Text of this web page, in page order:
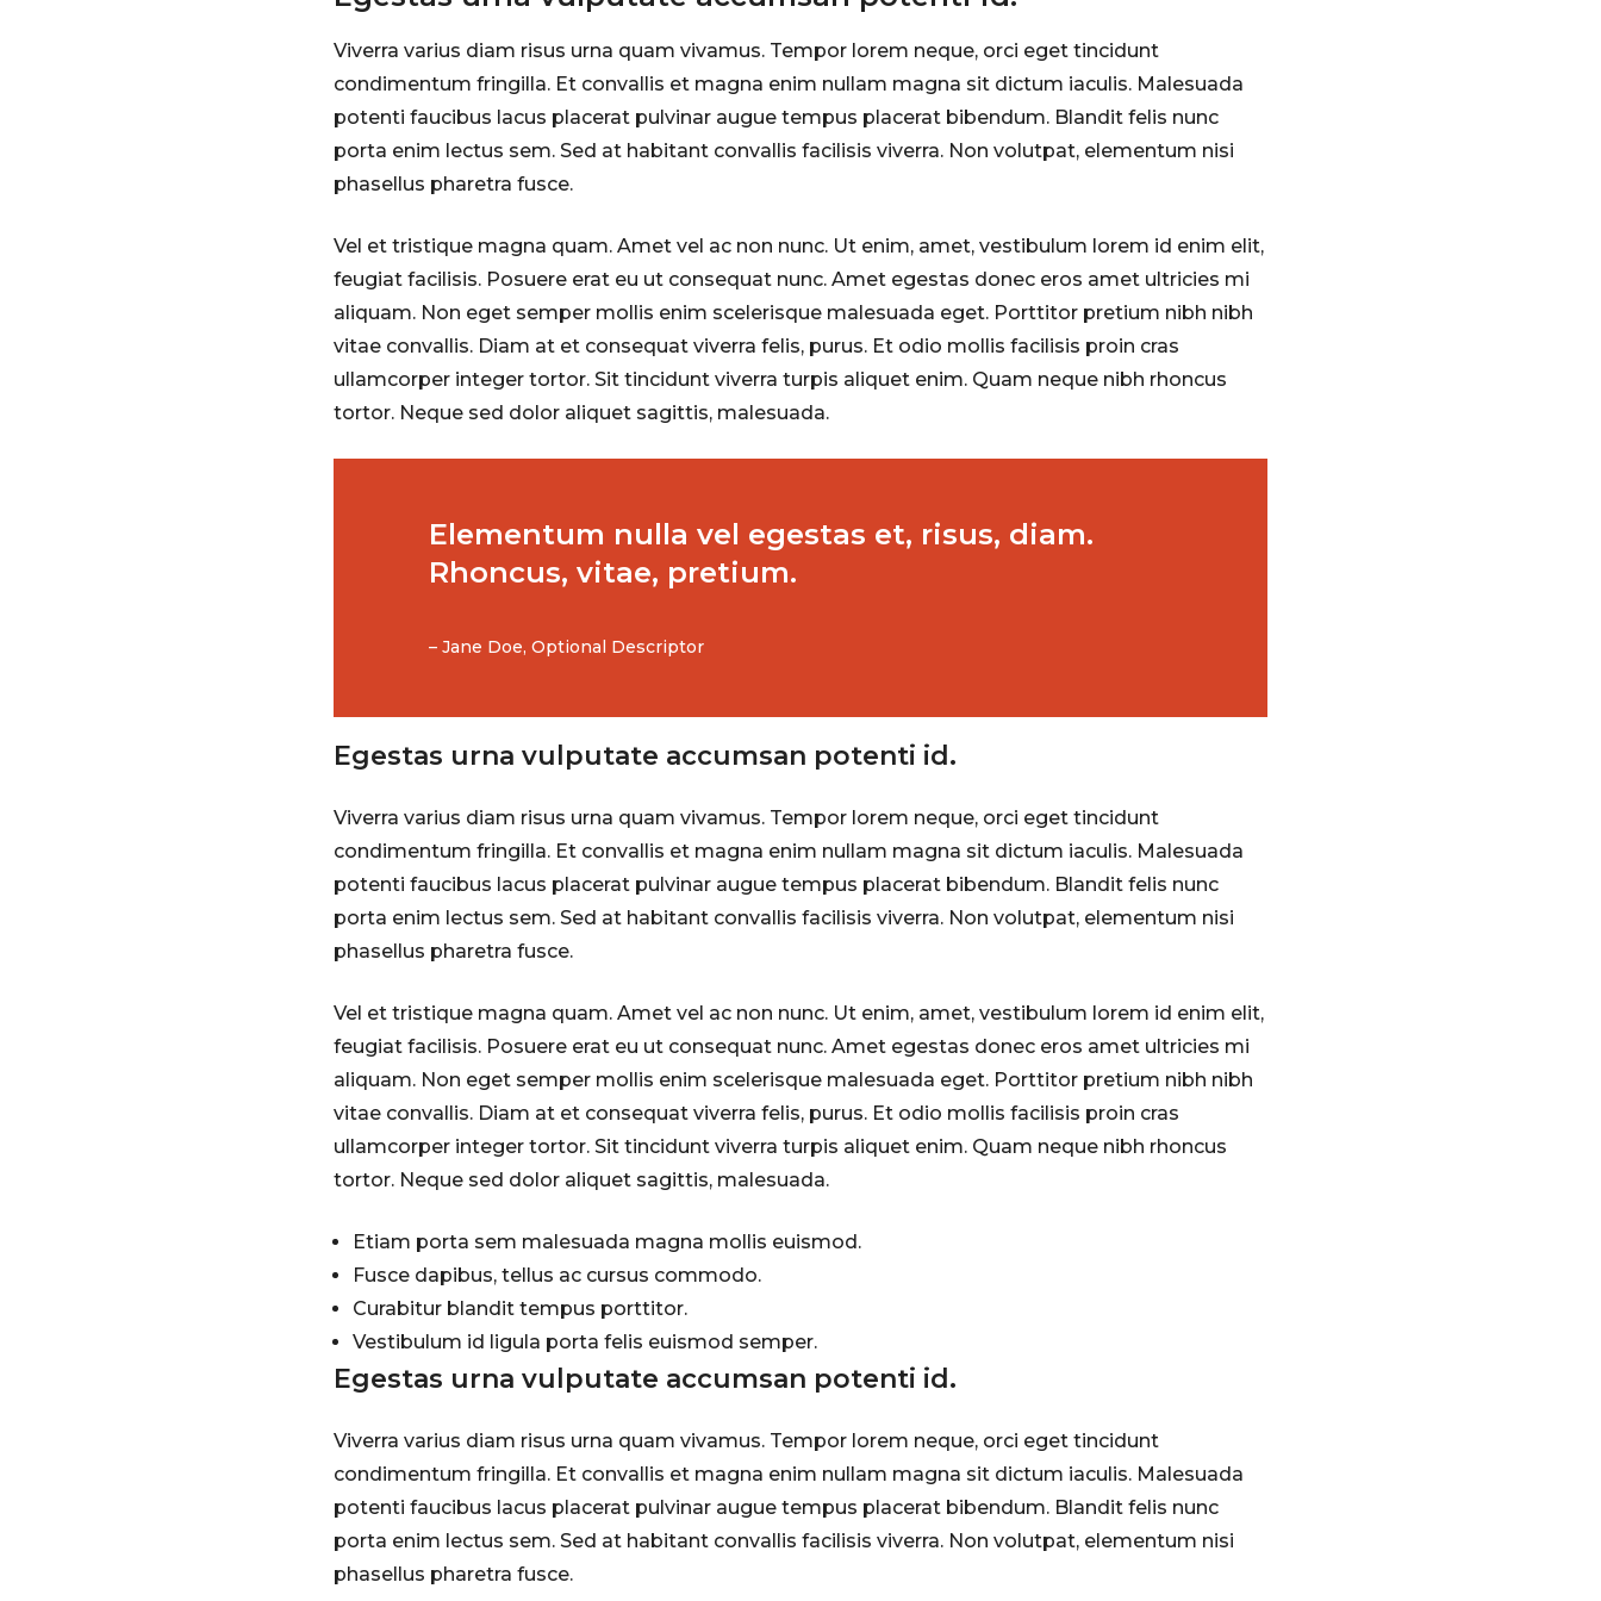
Viverra varius diam risus urna quam vivamus. Tempor lorem neque, orci eget tincidunt
condimentum fringilla. Et convallis et magna enim nullam magna sit dictum iaculis. Malesuada
potenti faucibus lacus placerat pulvinar augue tempus placerat bibendum. Blandit felis nunc
porta enim lectus sem. Sed at habitant convallis facilisis viverra. Non volutpat, elementum nisi
phasellus pharetra fusce.
Vel et tristique magna quam. Amet vel ac non nunc. Ut enim, amet, vestibulum lorem id enim elit,
feugiat facilisis. Posuere erat eu ut consequat nunc. Amet egestas donec eros amet ultricies mi
aliquam. Non eget semper mollis enim scelerisque malesuada eget. Porttitor pretium nibh nibh
vitae convallis. Diam at et consequat viverra felis, purus. Et odio mollis facilisis proin cras
ullamcorper integer tortor. Sit tincidunt viverra turpis aliquet enim. Quam neque nibh rhoncus
tortor. Neque sed dolor aliquet sagittis, malesuada.
Elementum nulla vel egestas et, risus, diam.
Rhoncus, vitae, pretium.
– Jane Doe, Optional Descriptor
Egestas urna vulputate accumsan potenti id.
Viverra varius diam risus urna quam vivamus. Tempor lorem neque, orci eget tincidunt
condimentum fringilla. Et convallis et magna enim nullam magna sit dictum iaculis. Malesuada
potenti faucibus lacus placerat pulvinar augue tempus placerat bibendum. Blandit felis nunc
porta enim lectus sem. Sed at habitant convallis facilisis viverra. Non volutpat, elementum nisi
phasellus pharetra fusce.
Vel et tristique magna quam. Amet vel ac non nunc. Ut enim, amet, vestibulum lorem id enim elit,
feugiat facilisis. Posuere erat eu ut consequat nunc. Amet egestas donec eros amet ultricies mi
aliquam. Non eget semper mollis enim scelerisque malesuada eget. Porttitor pretium nibh nibh
vitae convallis. Diam at et consequat viverra felis, purus. Et odio mollis facilisis proin cras
ullamcorper integer tortor. Sit tincidunt viverra turpis aliquet enim. Quam neque nibh rhoncus
tortor. Neque sed dolor aliquet sagittis, malesuada.
Etiam porta sem malesuada magna mollis euismod.
Fusce dapibus, tellus ac cursus commodo.
Curabitur blandit tempus porttitor.
Vestibulum id ligula porta felis euismod semper.
Egestas urna vulputate accumsan potenti id.
Viverra varius diam risus urna quam vivamus. Tempor lorem neque, orci eget tincidunt
condimentum fringilla. Et convallis et magna enim nullam magna sit dictum iaculis. Malesuada
potenti faucibus lacus placerat pulvinar augue tempus placerat bibendum. Blandit felis nunc
porta enim lectus sem. Sed at habitant convallis facilisis viverra. Non volutpat, elementum nisi
phasellus pharetra fusce.